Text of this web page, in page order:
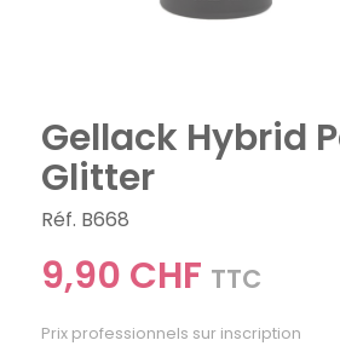
Gellack Hybrid
Glitter
Réf. B668
9,90 CHF TTC
Prix professionnels sur inscription